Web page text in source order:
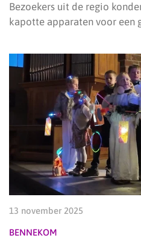
Bezoekers uit de regio
kapotte apparaten voor een
13 november 2025
BENNEKOM